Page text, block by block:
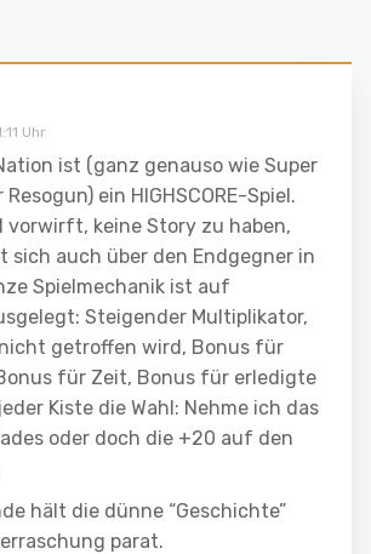
Uhr
ist (ganz genauso wie Super
ein HIGHSCORE-Spiel.
vorwirft, keine Story zu haben,
sich auch über den Endgegner in
Spielmechanik ist auf
Steigender Multiplikator,
getroffen wird, Bonus für
für Zeit, Bonus für erledigte
Kiste die Wahl: Nehme ich das
oder doch die +20 auf den
hält die dünne “Geschichte”
parat.